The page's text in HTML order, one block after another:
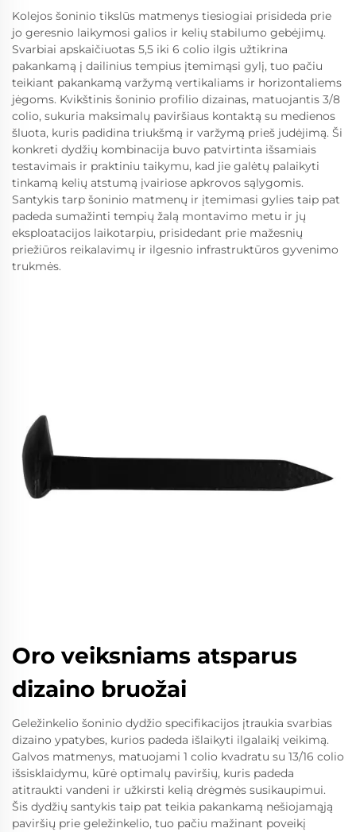
Kolejos šoninio tikslūs matmenys tiesiogiai prisideda prie
jo geresnio laikymosi galios ir kelių stabilumo gebėjimų.
Svarbiai apskaičiuotas 5,5 iki 6 colio ilgis užtikrina
pakankamą į dailinius tempius įtemimąsi gylį, tuo pačiu
teikiant pakankamą varžymą vertikaliams ir horizontaliems
jėgoms. Kvikštinis šoninio profilio dizainas, matuojantis 3/8
colio, sukuria maksimalų paviršiaus kontaktą su medienos
šluota, kuris padidina triukšmą ir varžymą prieš judėjimą. Ši
konkreti dydžių kombinacija buvo patvirtinta išsamiais
testavimais ir praktiniu taikymu, kad jie galėtų palaikyti
tinkamą kelių atstumą įvairiose apkrovos sąlygomis.
Santykis tarp šoninio matmenų ir įtemimasi gylies taip pat
padeda sumažinti tempių žalą montavimo metu ir jų
eksploatacijos laikotarpiu, prisidedant prie mažesnių
priežiūros reikalavimų ir ilgesnio infrastruktūros gyvenimo
trukmės.
Oro veiksniams atsparus
dizaino bruožai
Geležinkelio šoninio dydžio specifikacijos įtraukia svarbias
dizaino ypatybes, kurios padeda išlaikyti ilgalaikį veikimą.
Galvos matmenys, matuojami 1 colio kvadratu su 13/16 colio
išsisklaidymu, kūrė optimalų paviršių, kuris padeda
atitraukti vandeni ir užkirsti kelią drėgmės susikaupimui.
Šis dydžių santykis taip pat teikia pakankamą nešiojamąją
paviršių prie geležinkelio, tuo pačiu mažinant poveikį